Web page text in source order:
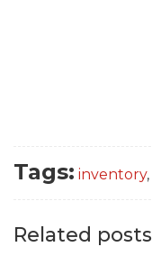
Tags: inventory,
Related posts